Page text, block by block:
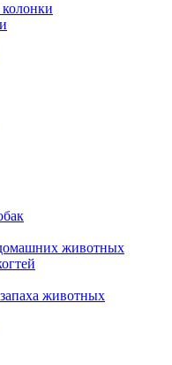
животных
животных